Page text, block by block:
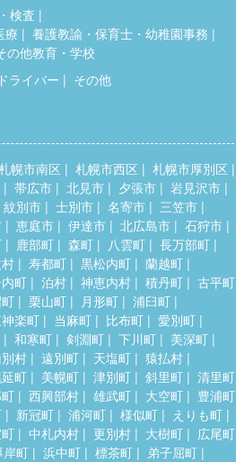
検査
療
養護教諭・保育士・幼稚園事務
の他教育・学校
ライバー
その他
幌市南区 札幌市西区
札幌市厚別区
帯広市
北見市 夕張市
岩見沢市
紋別市
士別市 名寄市
三笠市
恵庭市 伊達市 北広島市
石狩市
鹿部町 森町 八雲町
長万部町
寿都町 黒松内町
蘭越町
町
泊村 神恵内村 積丹町
古平町
栗山町 月形町
浦臼町
楽町
当麻町 比布町
愛別町
和寒町
剣淵町 下川町
美深町
村
遠別町 天塩町
猿払村
町
美幌町 津別町 斜里町
清里町
西興部村 雄武町 大空町
豊浦町
新冠町 浦河町 様似町
えりも町
中札内村 更別村 大樹町
広尾町
岸町
浜中町 標茶町 弟子屈町